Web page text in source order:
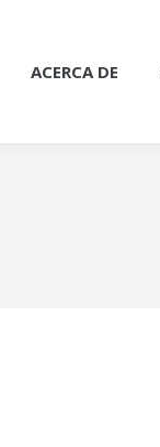
ACERCA DE